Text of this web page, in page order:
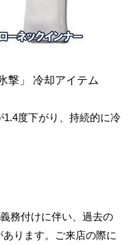
撃」 冷却アイテム
度下がり、持続的に冷
務付けに伴い、過去の
ります。ご来店の際に